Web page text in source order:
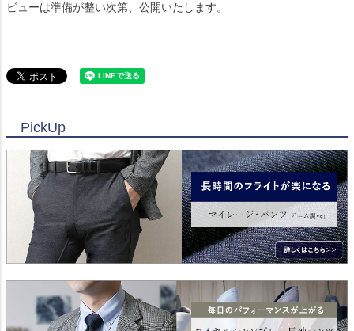
ビューは準備が整い次第、公開いたします。
PickUp